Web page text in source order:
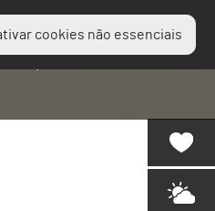
cookies não essenciais